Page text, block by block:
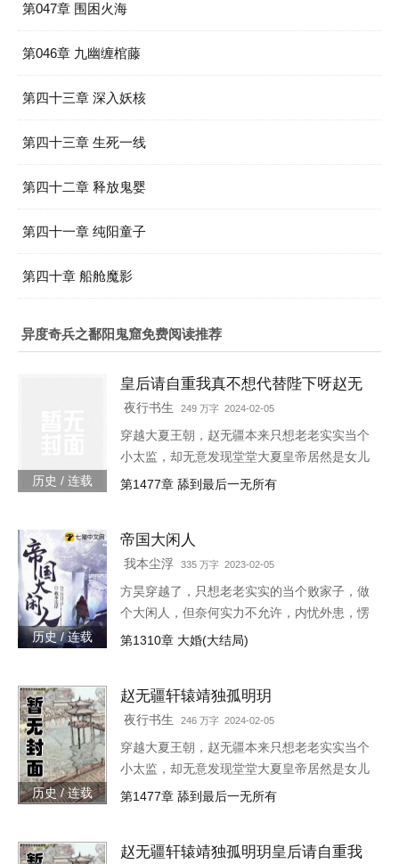
第047章 围困火海
第046章 九幽缠棺藤
第四十三章 深入妖核
第四十三章 生死一线
第四十二章 释放鬼婴
第四十一章 纯阳童子
第四十章 船舱魔影
异度奇兵之鄱阳鬼窟免费阅读推荐
历史 / 连载
皇后请自重我真不想代替陛下呀赵无
疆轩辕靖独孤明玥
夜行书生 249 万字 2024-02-05
穿越大夏王朝，赵无疆本来只想老老实实当个
小太监，却无意发现堂堂大夏皇帝居然是女儿
身！“大胆奴才，竟然还没净身，朕诛你九
“陛下，本宫来侍寝。”女皇帝情急之下连忙吹
灭灯火，“小赵子，你替朕伺候皇后，以后便是
朕的心腹！”
第1477章 舔到最后一无所有
历史 / 连载
帝国大闲人
我本尘浮 335 万字 2023-02-05
方昊穿越了，只想老老实实的当个败家子，做
个大闲人，但奈何实力不允许，内忧外患，愣
是把一个败家子逼成了救世主，无所不能！种
第1310章 大婚(大结局)
历史 / 连载
赵无疆轩辕靖独孤明玥
夜行书生 246 万字 2024-02-05
穿越大夏王朝，赵无疆本来只想老老实实当个
小太监，却无意发现堂堂大夏皇帝居然是女儿
身！“大胆奴才，竟然还没净身，朕诛你九
“陛下，本宫来侍寝。”女皇帝情急之下连忙吹
第1477章 舔到最后一无所有
赵无疆轩辕靖独孤明玥皇后请自重我